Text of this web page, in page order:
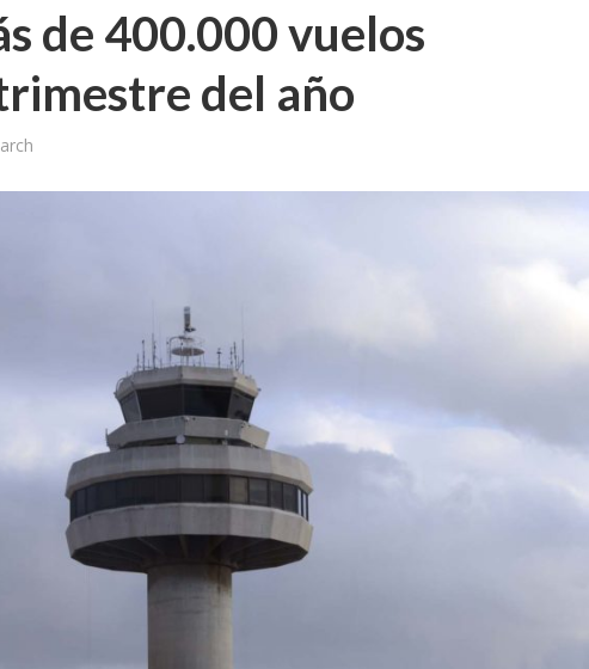
de 400.000 vuelos
del año